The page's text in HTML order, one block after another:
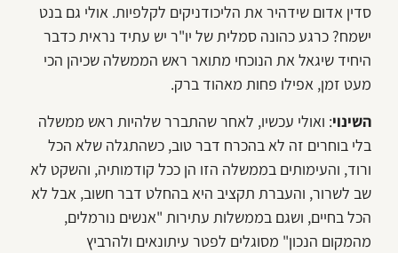
סדין אדום שידהיר את הליכודניקים לקלפיות. אולי גם בנט
ישמח? כרגע כהונה סמלית של יו"ר יש עתיד נראית כדבר
היחיד שיגאל את הנוכחי מתואר ראש הממשלה שכיהן הכי
מעט זמן, אפילו פחות מאהוד ברק.
השינוי: ואולי עכשיו, לאחר שהתברר שלהיות ראש ממשלה
בלי בוחרים זה לא בהכרח דבר טוב, כשהתגלה שלא הכל
ורוד, והעימותים בממשלה הזו הן ככל קודמותיה, והשקט לא
שב לשרור, והעברת תקציב היא בהחלט דבר חשוב, אבל לא
הכל בחיים, ושגם בממשלות עתירות "אנשים נורמלים,
מהמקום הנכון" מסוגלים לפטר עיתונאים ולהרביץ